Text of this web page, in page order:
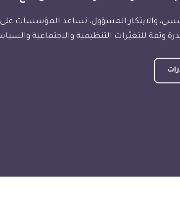
والابتكار المسؤول، نساعد المؤسسات
وثقة للتغيّرات التنظيمية والاجتماعية